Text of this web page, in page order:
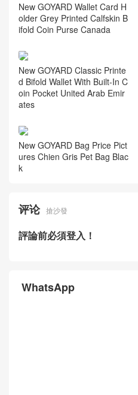
New GOYARD Wallet Card H
older Grey Printed Calfskin B
ifold Coin Purse Canada
New GOYARD Classic Printe
d Bifold Wallet With Built-In C
oin Pocket United Arab Emir
ates
New GOYARD Bag Price Pict
ures Chien Gris Pet Bag Blac
k
评论 搶沙發
評論前必須登入！
WhatsApp